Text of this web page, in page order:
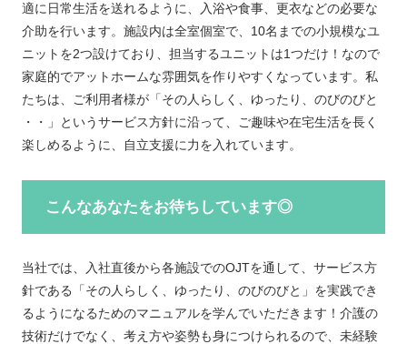
適に日常生活を送れるように、入浴や食事、更衣などの必要な
介助を行います。施設内は全室個室で、10名までの小規模なユ
ニットを2つ設けており、担当するユニットは1つだけ！なので
家庭的でアットホームな雰囲気を作りやすくなっています。私
たちは、ご利用者様が「その人らしく、ゆったり、のびのびと
・・」というサービス方針に沿って、ご趣味や在宅生活を長く
楽しめるように、自立支援に力を入れています。
こんなあなたをお待ちしています◎
当社では、入社直後から各施設でのOJTを通して、サービス方
針である「その人らしく、ゆったり、のびのびと」を実践でき
るようになるためのマニュアルを学んでいただきます！介護の
技術だけでなく、考え方や姿勢も身につけられるので、未経験